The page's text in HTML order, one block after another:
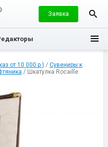
Заявка
от 10 000 р ) / Сувениры к
/ Шкатулка Rocaille